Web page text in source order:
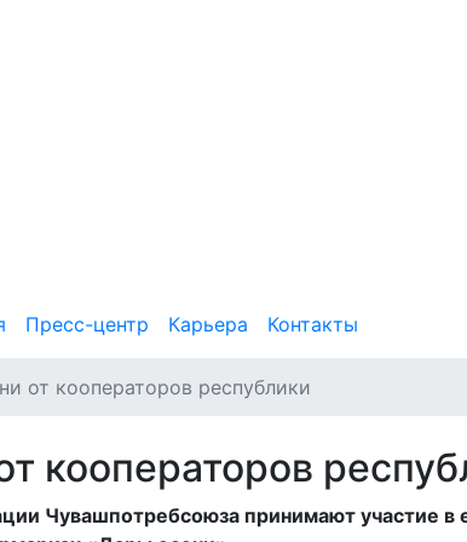
Пресс-центр Карьера Контакты
от кооператоров республики
кооператоров
Чувашпотребсоюза принимают участие в